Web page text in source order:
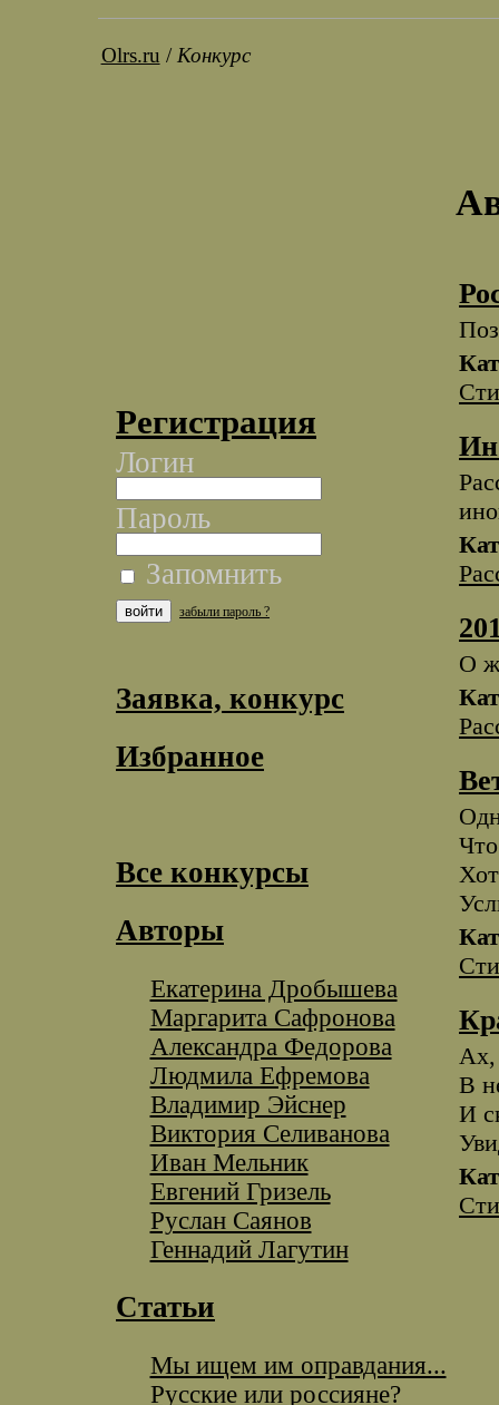
Olrs.ru / Конкурс
Регистрация
Логин
Пароль
Запомнить
забыли пароль ?
Заявка, конкурс
Избранное
Все конкурсы
Авторы
Екатерина Дробышева
Маргарита Сафронова
Александра Федорова
Людмила Ефремова
Владимир Эйснер
Виктория Селиванова
Иван Мельник
Евгений Гризель
Руслан Саянов
Геннадий Лагутин
Статьи
Мы ищем им оправдания...
Русские или россияне?
О
Ах,
В
И